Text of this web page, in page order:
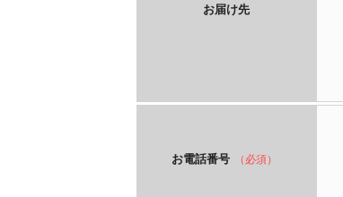
お届け先
お電話番号 （必須）